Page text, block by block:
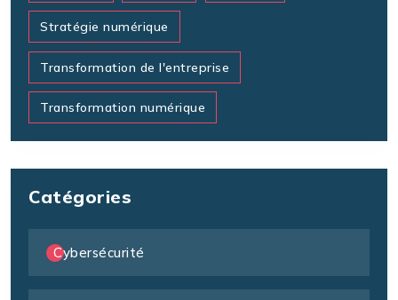
Stratégie numérique
Transformation de l'entreprise
Transformation numérique
Catégories
Cybersécurité